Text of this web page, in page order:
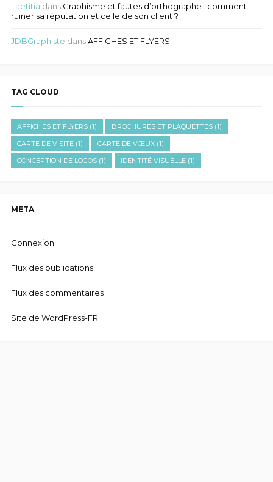
Laetitia dans Graphisme et fautes d’orthographe : comment
ruiner sa réputation et celle de son client ?
JDBGraphiste dansAFFICHES ET FLYERS
TAG CLOUD
AFFICHES ET FLYERS (1) BROCHURES ET PLAQUETTES (1)
CARTE DE VISITE (1) CARTE DE VŒUX (1)
CONCEPTION DE LOGOS (1) IDENTITÉ VISUELLE (1)
META
Connexion
Flux des publications
Flux des commentaires
Site de WordPress-FR